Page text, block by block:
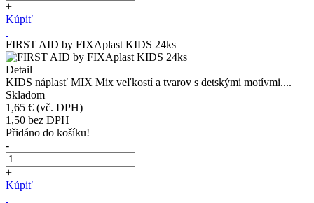
+
Kúpiť
FIRST AID by FIXAplast KIDS 24ks
Detail
KIDS náplasť MIX Mix veľkostí a tvarov s detskými motívmi....
Skladom
1,65 € (vč. DPH)
1,50 bez DPH
Přidáno do košíku!
-
+
Kúpiť